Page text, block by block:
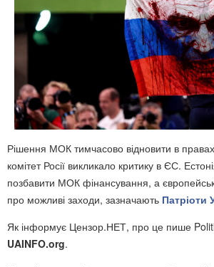
Рішення МОК тимчасово відновити в
комітет Росії викликало критику в ЄС.
позбавити МОК фінансування, а
про можливі заходи, зазначають Патріоти
Як інформує Цензор.НЕТ, про це пише
UAINFO.org.